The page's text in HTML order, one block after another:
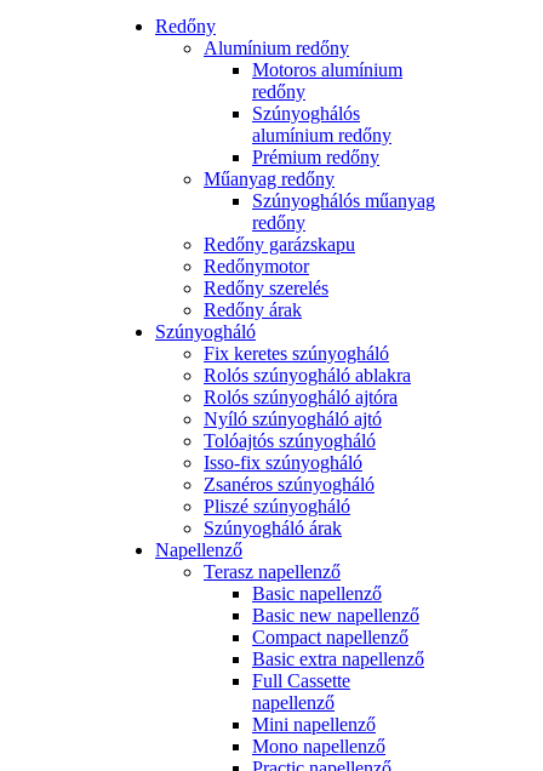
Redőny
Alumínium redőny
Motoros alumínium
redőny
Szúnyoghálós
alumínium redőny
Prémium redőny
Műanyag redőny
Szúnyoghálós műanyag
redőny
Redőny garázskapu
Redőnymotor
Redőny szerelés
Redőny árak
Szúnyogháló
Fix keretes szúnyogháló
Rolós szúnyogháló ablakra
Rolós szúnyogháló ajtóra
Nyíló szúnyogháló ajtó
Tolóajtós szúnyogháló
Isso-fix szúnyogháló
Zsanéros szúnyogháló
Pliszé szúnyogháló
Szúnyogháló árak
Napellenző
Terasz napellenző
Basic napellenző
Basic new napellenző
Compact napellenző
Basic extra napellenző
Full Cassette
napellenző
Mini napellenző
Mono napellenző